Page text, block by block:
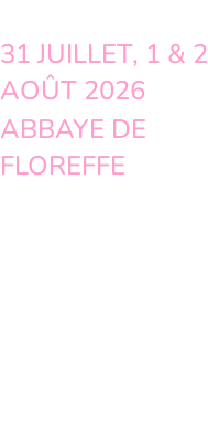
31 JUILLET, 1 & 2
AOÛT 2026
ABBAYE DE
FLOREFFE